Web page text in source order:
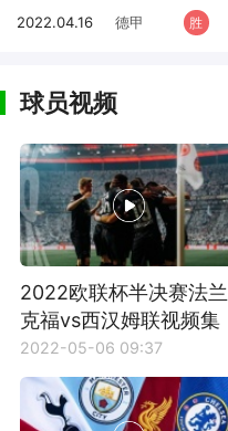
2022.04.16 德甲 胜
球员视频
2022欧联杯半决赛法兰
克福vs西汉姆联视频集
锦
2022-05-06 09:37